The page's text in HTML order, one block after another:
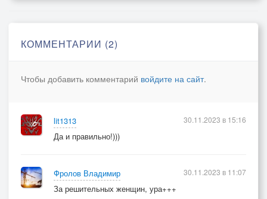
КОММЕНТАРИИ (2)
Чтобы добавить комментарий войдите на сайт.
lit1313
Да и правильно!)))
30.11.2023 в 15:16
Фролов Владимир
За решительных женщин, ура+++
30.11.2023 в 11:07